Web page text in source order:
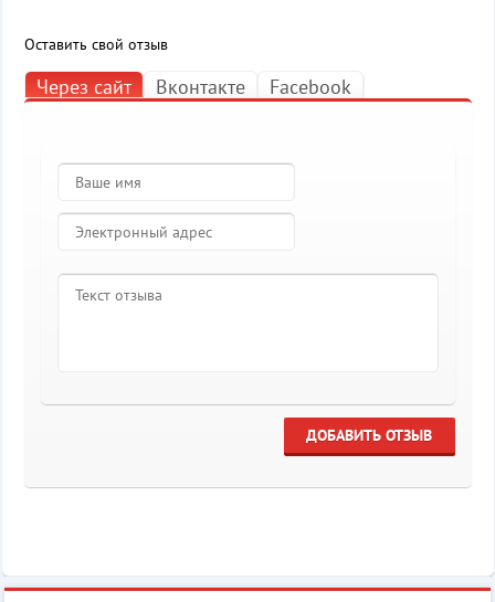
Оставить свой отзыв
Через сайт Вконтакте Facebook
ДОБАВИТЬ ОТЗЫВ